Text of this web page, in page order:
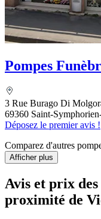
Pompes
3 Rue Burago Di
69360 Saint-
Déposez le premier avis !
Comparez d'autres
Afficher plus
Avis et prix des
proximité de